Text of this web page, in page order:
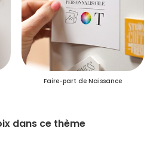
Faire-part de Naissance
dans ce thème